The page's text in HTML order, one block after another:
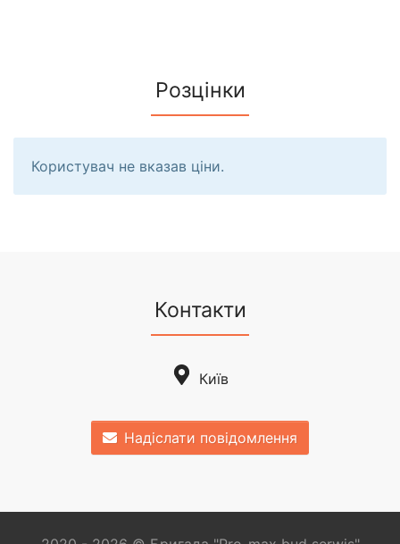
Розцінки
Користувач не вказав ціни.
Контакти
Київ
Надіслати повідомлення